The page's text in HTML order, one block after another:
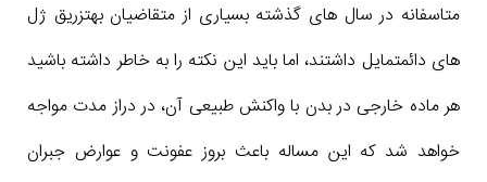
متاسفانه در سال های گذشته بسیاری از متقاضیان بهتزریق ژل
های دائمتمایل داشتند، اما باید این نکته را به خاطر داشته باشید
هر ماده خارجی در بدن با واکنش طبیعی آن، در دراز مدت مواجه
خواهد شد که این مساله باعث بروز عفونت و عوارض جبران